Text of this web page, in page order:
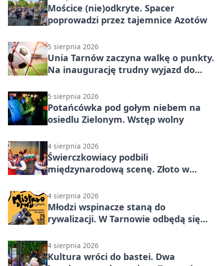
Mościce (nie)odkryte. Spacer
poprowadzi przez tajemnice Azotów
5 sierpnia 2026
Unia Tarnów zaczyna walkę o punkty.
Na inaugurację trudny wyjazd do
5 sierpnia 2026
Potańcówka pod gołym niebem na
osiedlu Zielonym. Wstęp wolny
4 sierpnia 2026
Świerczkowiacy podbili
międzynarodową scenę. Złoto w
4 sierpnia 2026
Młodzi wspinacze staną do
rywalizacji. W Tarnowie odbędą się
4 sierpnia 2026
Kultura wróci do bastei. Dwa